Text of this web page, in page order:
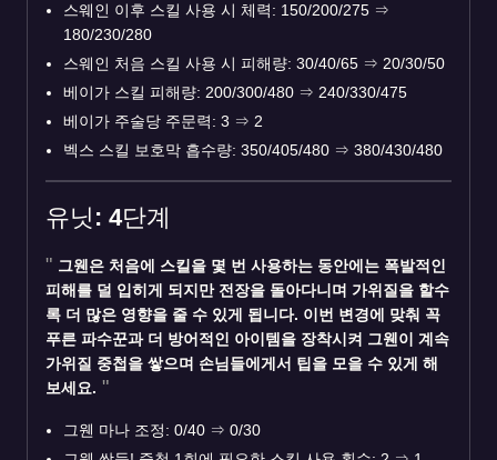
스웨인 이후 스킬 사용 시 체력: 150/200/275 ⇒
180/230/280
스웨인 처음 스킬 사용 시 피해량: 30/40/65 ⇒ 20/30/50
베이가 스킬 피해량: 200/300/480 ⇒ 240/330/475
베이가 주술당 주문력: 3 ⇒ 2
벡스 스킬 보호막 흡수량: 350/405/480 ⇒ 380/430/480
유닛: 4단계
그웬은 처음에 스킬을 몇 번 사용하는 동안에는 폭발적인
피해를 덜 입히게 되지만 전장을 돌아다니며 가위질을 할수
록 더 많은 영향을 줄 수 있게 됩니다. 이번 변경에 맞춰 꼭
푸른 파수꾼과 더 방어적인 아이템을 장착시켜 그웬이 계속
가위질 중첩을 쌓으며 손님들에게서 팁을 모을 수 있게 해
보세요.
그웬 마나 조정: 0/40 ⇒ 0/30